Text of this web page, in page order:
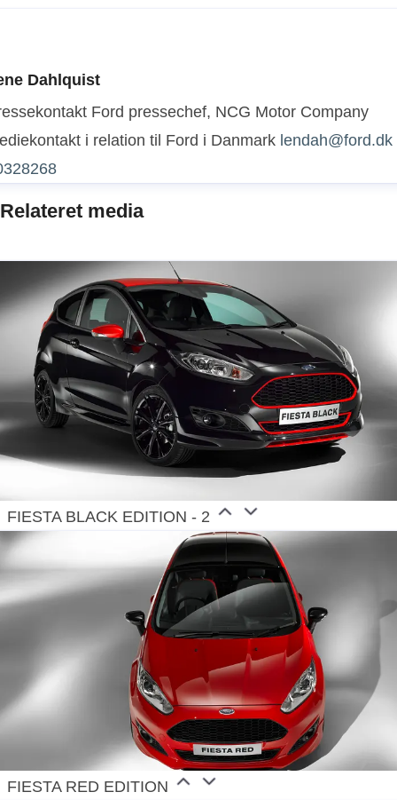
Dahlquist
Ford pressechef, NCG Motor Company
i relation til Ford i Danmark lendah@ford.dk
Relateret media
FIESTA BLACK EDITION - 2
FIESTA RED EDITION